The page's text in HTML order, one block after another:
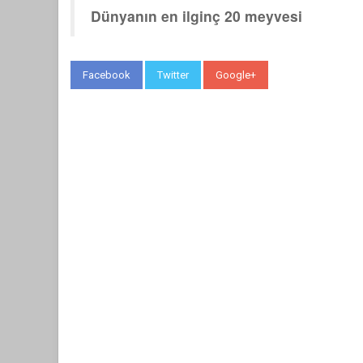
Dünyanın en ilginç 20 meyvesi
Facebook Twitter Google+